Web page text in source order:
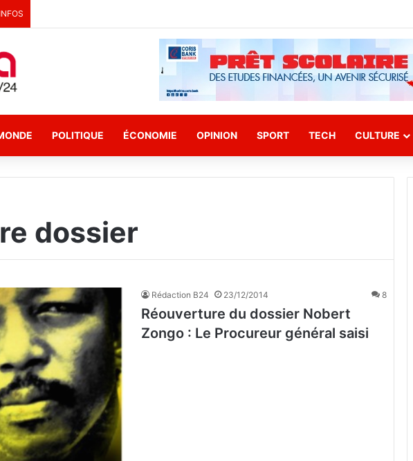
POLITIQUE ÉCONOMIE OPINION SPORT TECH CULTURE
dossier
Rédaction B24 23/12/2014 8
Réouverture du dossier Nobert
Zongo : Le Procureur général saisi